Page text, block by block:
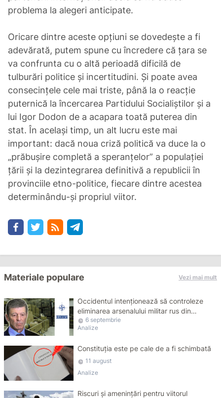
problema la alegeri anticipate.
Oricare dintre aceste opțiuni se dovedește a fi
adevărată, putem spune cu încredere că țara se
va confrunta cu o altă perioadă dificilă de
tulburări politice și incertitudini. Și poate avea
consecințele cele mai triste, până la o reacție
puternică la încercarea Partidului Socialiștilor și a
lui Igor Dodon de a acapara toată puterea din
stat. În același timp, un alt lucru este mai
important: dacă noua criză politică va duce la o
„prăbușire completă a speranțelor” a populației
țării și la dezintegrarea definitivă a republicii în
provinciile etno-politice, fiecare dintre acestea
determinându-și propriul viitor.
Materiale populare Vezi mai mult
Occidentul intenționează să controleze
eliminarea arsenalului militar rus din
Transnistria
6 septembrie
Analize
Constituția este pe cale de a fi schimbată
11 august
Analize
Riscuri și amenințări pentru viitorul